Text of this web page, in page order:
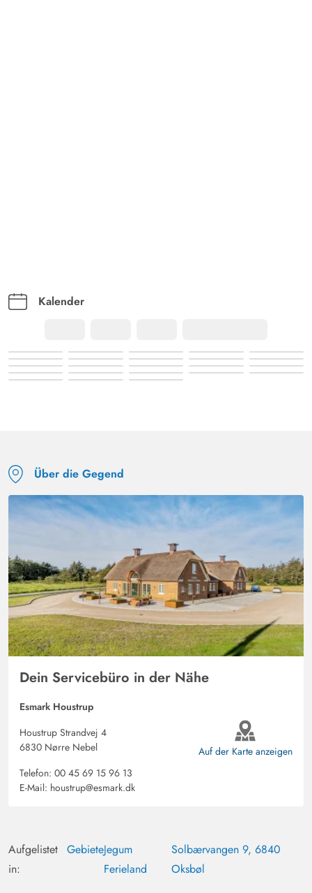
Kalender
Über die Gegend
Dein Servicebüro in der Nähe
Esmark Houstrup
Houstrup Strandvej 4
6830 Nørre Nebel
Telefon: 00 45 69 15 96 13
E-Mail: houstrup@esmark.dk
Auf der Karte anzeigen
Aufgelistet
in:
GebieteJegum
Ferieland
Solbærvangen 9, 6840
Oksbøl